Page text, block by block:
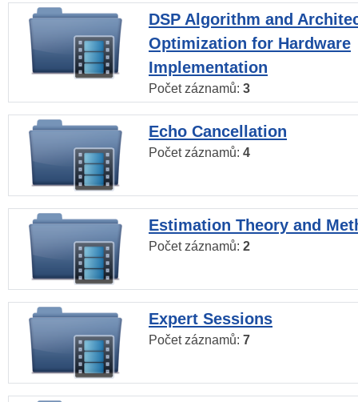
DSP Algorithm and
Optimization for Hardware
Implementation
Počet záznamů: 3
Echo Cancellation
Počet záznamů: 4
Estimation Theory and
Počet záznamů: 2
Expert Sessions
Počet záznamů: 7